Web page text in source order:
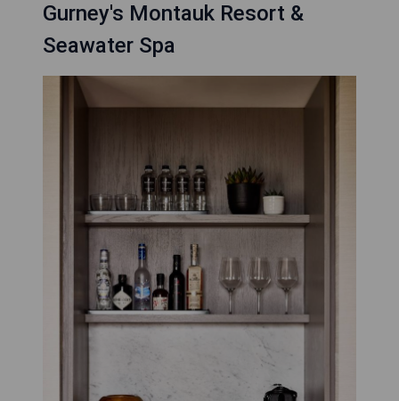
Gurney's Montauk Resort &
Seawater Spa